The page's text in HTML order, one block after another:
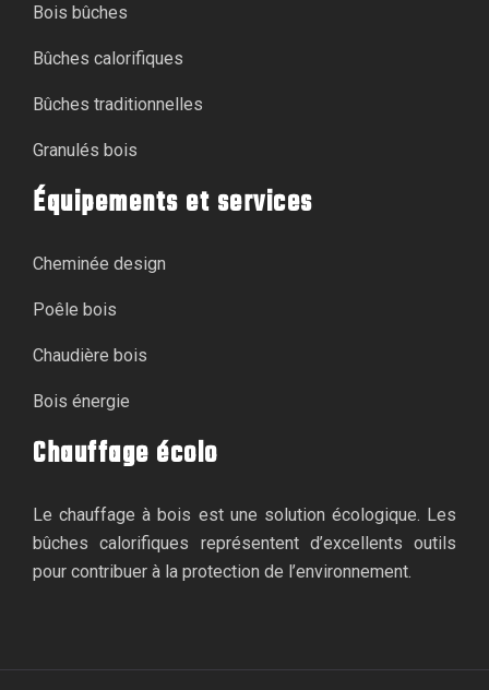
Bois bûches
Bûches calorifiques
Bûches traditionnelles
Granulés bois
Équipements et services
Cheminée design
Poêle bois
Chaudière bois
Bois énergie
Chauffage écolo
Le chauffage à bois est une solution écologique. Les
bûches calorifiques représentent d’excellents outils
pour contribuer à la protection de l’environnement.